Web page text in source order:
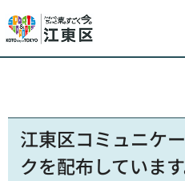
江東区コミュニケ
クを配布しています